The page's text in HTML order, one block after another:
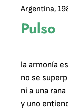
Argentina,
Pulso
la armonía
no se
ni a una rana
y uno